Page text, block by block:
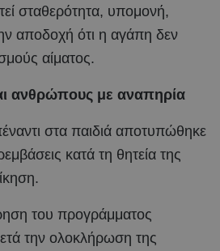
σταθερότητα, υπομονή,
αποδοχή ότι η αγάπη δεν
αίματος.
ανθρώπους με αναπηρία
στα παιδιά αποτυπώθηκε
κατά τη θητεία της
του προγράμματος
την ολοκλήρωση της